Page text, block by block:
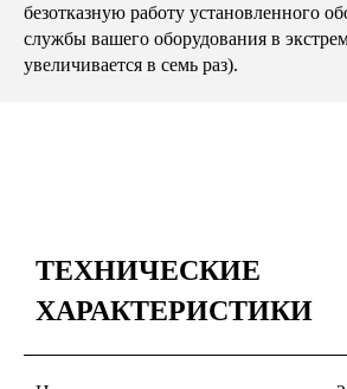
безотказную работу установленного
службы вашего оборудования в
увеличивается в семь раз).
ТЕХНИЧЕСКИЕ
ХАРАКТЕРИСТИКИ